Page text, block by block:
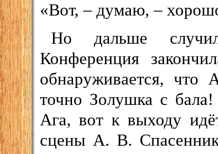
«Вот, – думаю, –
Но дальше
Конференция
обнаруживается, что
точно Золушка с бала!
Ага, вот к выходу
сцены А. В.